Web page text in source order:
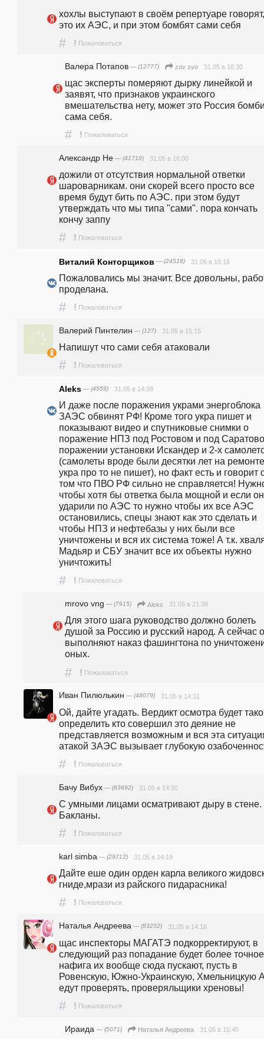
хохлы выступают в своём репертуаре
это их АЭС, и при этом бомбят сами себя
# ! Пожаловаться
Валера Потапов — (12777) zov zvo 31.05 в 16:30
щас эксперты померяют дырку линейкой и
заявят, что признаков украинского
вмешательства нету, может это Россия
сама себя.
# ! Пожаловаться
Александр Не — (41710) 31.05 в 16:00
дожили от отсутствия нормальной ответки
шароварникам. они скорей всего просто все
время будут бить по АЭС. при этом будут
утверждать что мы типа "сами". пора кончать
кончу заппу
# ! Пожаловаться
Виталий Конторщиков — (24518) 31.05 в 15:16
Пожаловались мы значит. Все довольны,
проделана.
# ! Пожаловаться
Валерий Пинтелин — (127) 31.05 в 15:15
Напишут что сами себя атаковали
# ! Пожаловаться
Aleks — (4559) 31.05 в 14:38
И даже после поражения украми энергоблока
ЗАЭС обвинят РФ! Кроме того укра пишет и
показывают видео и спутниковые снимки о
поражение НПЗ под Ростовом и под
поражении установки Искандер и 2-х
(самолеты вроде были десятки лет на
укра про то не пишет), но факт есть и говорит
том что ПВО РФ сильно не справляется!
чтобы хотя бы ответка была мощной и если
ударили по АЭС то нужно чтобы их все АЭС
остановились, спецы знают как это сделать и
чтобы НПЗ и нефтебазы у них были все
уничтожены и вся их система тоже! А т.к.
Мадьяр и СБУ значит все их объекты нужно
уничтожить!
# ! Пожаловаться
mrovo vng — (7915) Aleks 31.05 в 21:38
Для этого шага руководство должно болеть
душой за Россию и русский народ. А сейчас
выполняют наказ фашингтона по
оных.
# ! Пожаловаться
Иван Пилюлькин — (48079) 31.05 в 14:31
Ой, дайте угадать. Вердикт осмотра будет
определить кто совершил это деяние не
представляется возможным и вся эта
атакой ЗАЭС вызывает глубокую
# ! Пожаловаться
Бачу Вибух — (63692) 31.05 в 14:30
С умными лицами осматривают дыру в стене.
Бакланы.
# ! Пожаловаться
karl simba — (29712) 31.05 в 14:19
Дайте еше один орден карла великого
гниде,мрази из райского пидарасника!
# ! Пожаловаться
Наталья Андреева — (83252) 31.05 в 14:18
щас инспекторы МАГАТЭ подкорректируют, в
следующий раз попадание будет более
нафига их вообще сюда пускают, пусть в
Ровенскую, Южно-Украинскую, Хмельницкую
едут проверять, проверяльщики хреновы!
# ! Пожаловаться
Ираида — (5071) Наталья Андреева 31.05 в 15:40